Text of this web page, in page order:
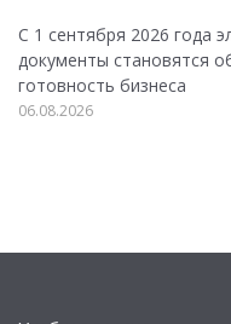
С 1 сентября 2026 года
документы становятся
готовность бизнеса
06.08.2026